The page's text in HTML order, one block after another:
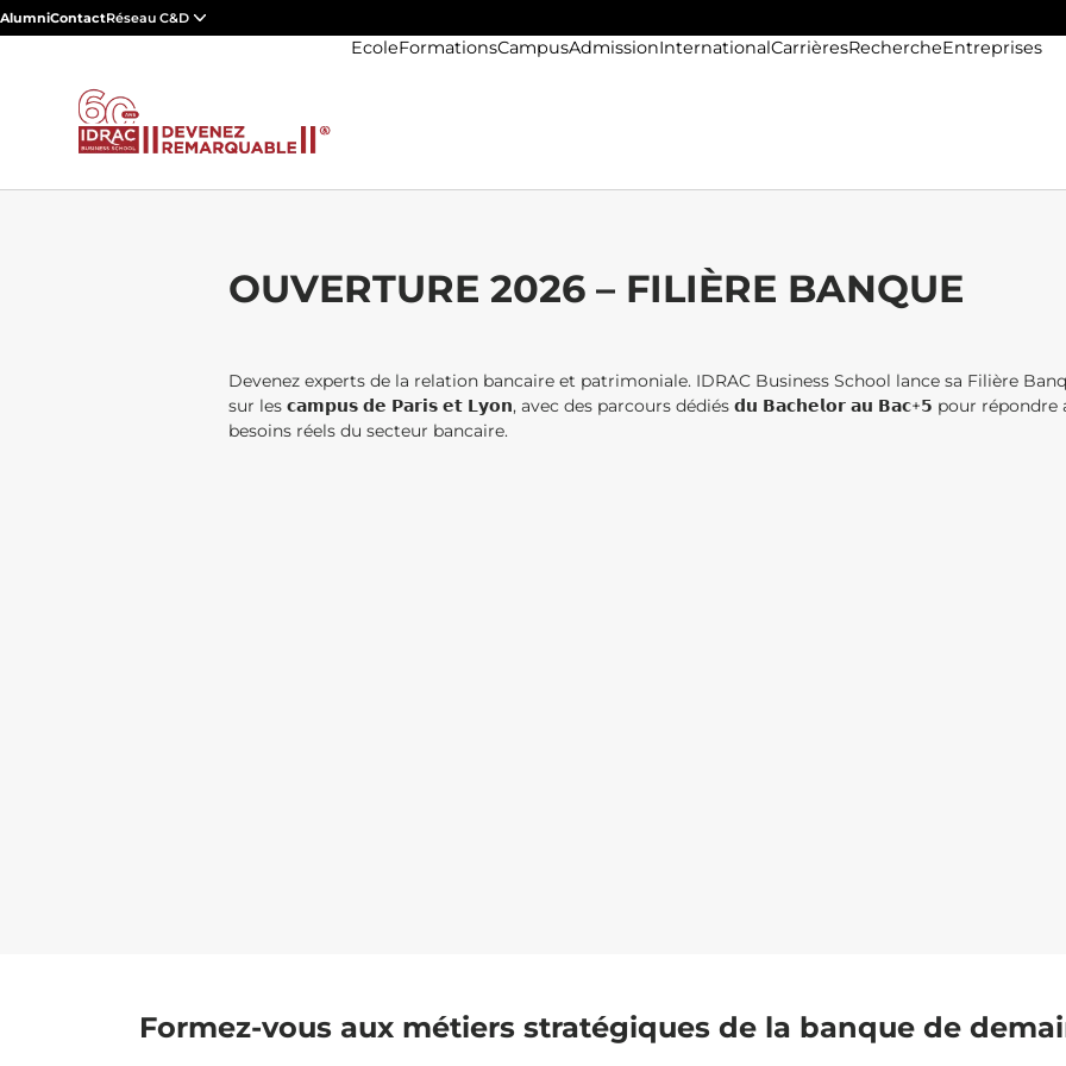
AlumniContactRéseau C&D
EcoleFormationsCampusAdmissionInternationalCarrièresRechercheEntreprises
OUVERTURE 2026 – FILIÈRE BANQUE
Devenez experts de la relation bancaire et patrimoniale. IDRAC Business School lance sa Filière
sur les 𝗰𝗮𝗺𝗽𝘂𝘀 𝗱𝗲 𝗣𝗮𝗿𝗶𝘀 𝗲𝘁 𝗟𝘆𝗼𝗻, avec des parcours dédiés 𝗱𝘂 𝗕𝗮𝗰𝗵𝗲𝗹𝗼𝗿 𝗮𝘂 𝗕𝗮𝗰+𝟱 pour répondre
besoins réels du secteur bancaire.
Formez-vous aux métiers stratégiques de la banque de